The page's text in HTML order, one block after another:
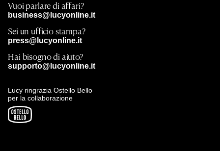
Vuoi parlare di affari?
business@lucyonline.it
Sei un ufficio stampa?
press@lucyonline.it
Hai bisogno di aiuto?
supporto@lucyonline.it
Lucy ringrazia Ostello Bello
per la collaborazione